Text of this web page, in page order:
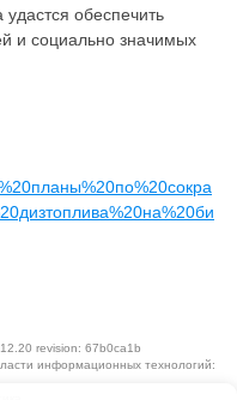
обеспечить
и социально значимых
revision: 67b0ca1b
информационных технологий: